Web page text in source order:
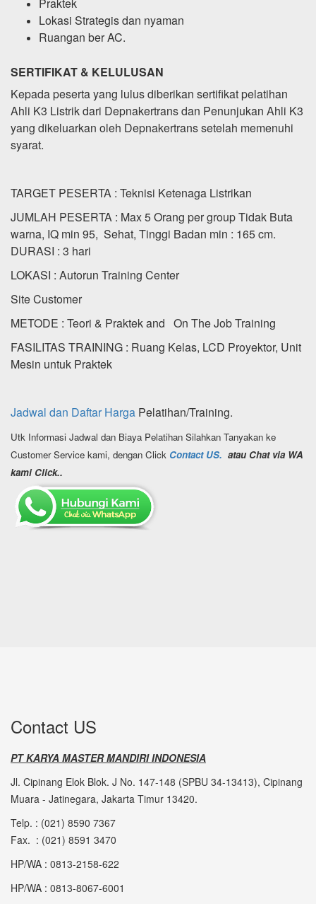
Lokasi Strategis dan nyaman
Ruangan ber AC.
SERTIFIKAT & KELULUSAN
Kepada peserta yang lulus diberikan sertifikat pelatihan
Ahli K3 Listrik dari Depnakertrans dan Penunjukan Ahli K3
yang dikeluarkan oleh Depnakertrans setelah memenuhi
syarat.
TARGET PESERTA : Teknisi Ketenaga Listrikan
JUMLAH PESERTA : Max 5 Orang per group Tidak Buta
warna, IQ min 95, Sehat, Tinggi Badan min : 165 cm.
DURASI : 3 hari
LOKASI : Autorun Training Center
Site Customer
METODE : Teori & Praktek and On The Job Training
FASILITAS TRAINING : Ruang Kelas, LCD Proyektor, Unit
Mesin untuk Praktek
Jadwal dan Daftar Harga Pelatihan/Training.
Utk Informasi Jadwal dan Biaya Pelatihan Silahkan Tanyakan ke
Customer Service kami, dengan Click Contact US. atau Chat via WA
kami Click..
Contact US
PT KARYA MASTER MANDIRI INDONESIA
Jl. Cipinang Elok Blok. J No. 147-148 (SPBU 34-13413), Cipinang
Muara - Jatinegara, Jakarta Timur 13420.
Telp. : (021) 8590 7367
Fax. : (021) 8591 3470
HP/WA : 0813-2158-622
HP/WA : 0813-8067-6001